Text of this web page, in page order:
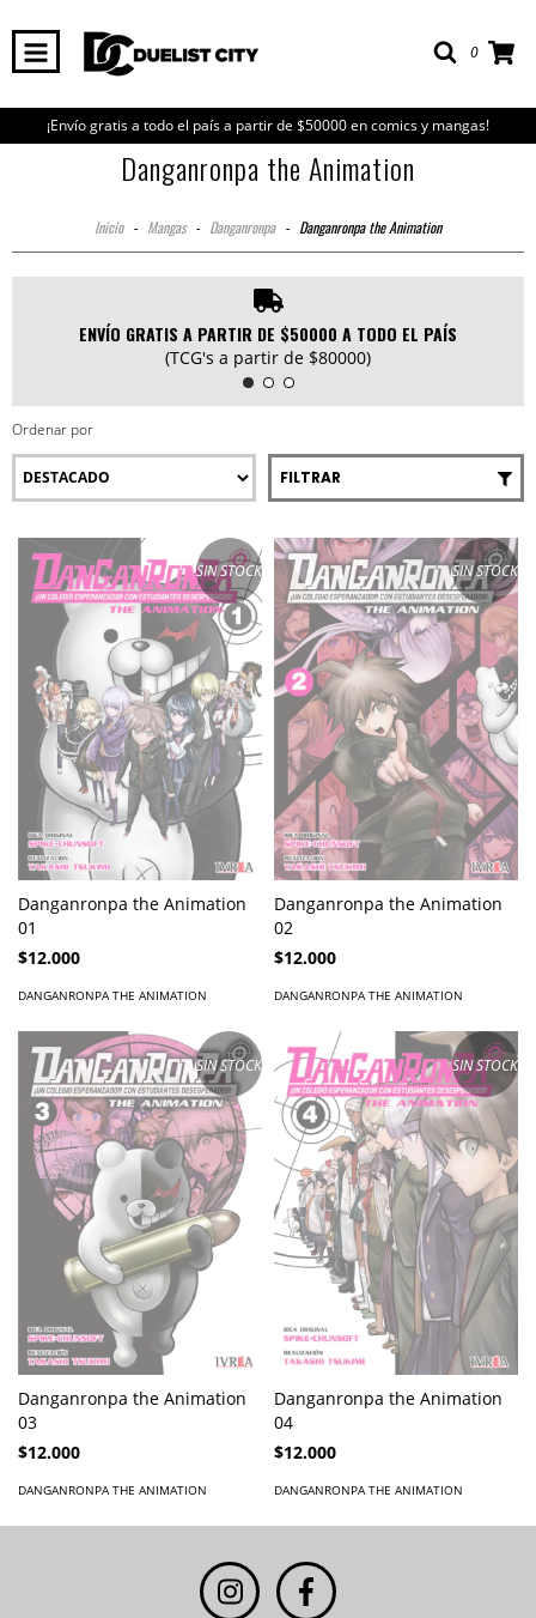
0
¡Envío gratis a todo el país a partir de $50000 en comics y mangas!
Danganronpa the Animation
Inicio - Mangas - Danganronpa - Danganronpa the Animation
ENVÍO GRATIS A PARTIR DE $50000 A TODO EL PAÍS
(TCG's a partir de $80000)
Ordenar por
FILTRAR
SIN STOCK
Danganronpa the Animation
01
$12.000
DANGANRONPA THE ANIMATION
SIN STOCK
Danganronpa the Animation
02
$12.000
DANGANRONPA THE ANIMATION
SIN STOCK
Danganronpa the Animation
03
$12.000
DANGANRONPA THE ANIMATION
SIN STOCK
Danganronpa the Animation
04
$12.000
DANGANRONPA THE ANIMATION